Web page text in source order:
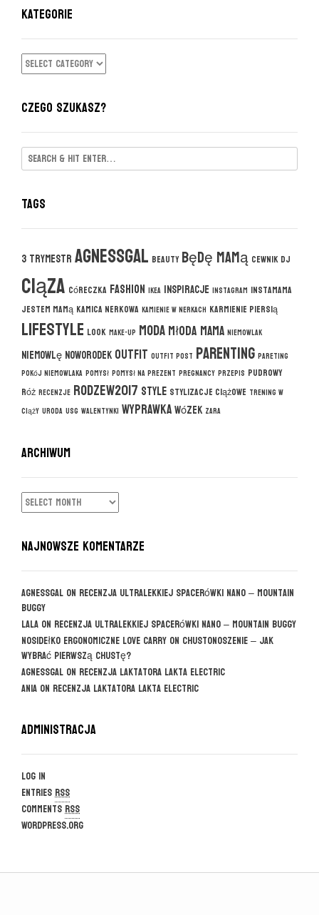
KATEGORIE
KATEGORIE
CZEGO SZUKASZ?
Tags
3 trymestragnessgal beauty będę mamą cewnik DJ
ciąza córeczka fashion ikea inspiracje instagram instamama
jestem mamą kamica nerkowa kamienie w nerkach karmienie piersią
lifestyle look make-up modamłoda mama niemowlak
niemowlęnoworodekoutfit outfit post parenting pareting
pokój niemowlaka pomysł pomysł na prezent pregnancy przepis pudrowy
róż recenzje rodzew2017 style stylizacje ciążowe trening w
ciąży uroda usg walentynki wyprawkawózek zara
ARCHIWUM
ARCHIWUM
NAJNOWSZE KOMENTARZE
agnessgal on Recenzja ultralekkiej spacerówki Nano – Mountain
Buggy
Lala on Recenzja ultralekkiej spacerówki Nano – Mountain Buggy
Nosidełko ergonomiczne Love Carry on CHUSTONOSZENIE – jak
wybrać pierwszą chustę?
agnessgal on Recenzja laktatora Lakta Electric
Ania on Recenzja laktatora Lakta Electric
Administracja
Log in
EntriesRSS
CommentsRSS
WordPress.org